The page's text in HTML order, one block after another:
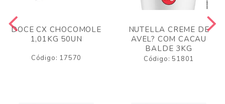
DOCE CX CHOCOMOLE
1,01KG 50UN
Código: 17570
NUTELLA CREME DE
AVEL? COM CACAU
BALDE 3KG
Código: 51801